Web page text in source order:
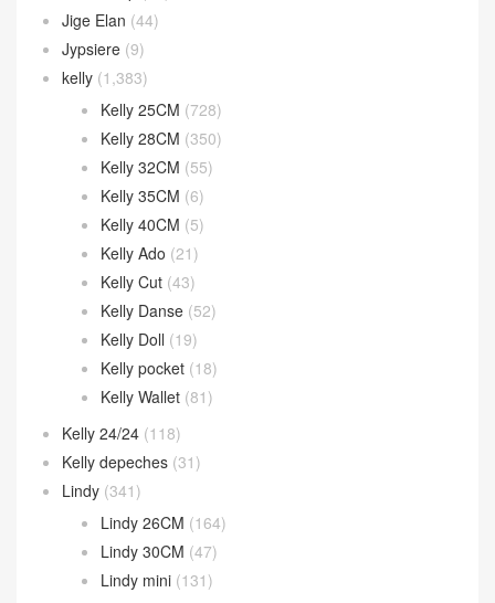
Jige Elan (44)
Jypsiere (9)
kelly (1,383)
Kelly 25CM (728)
Kelly 28CM (350)
Kelly 32CM (55)
Kelly 35CM (6)
Kelly 40CM (5)
Kelly Ado (21)
Kelly Cut (43)
Kelly Danse (52)
Kelly Doll (19)
Kelly pocket (18)
Kelly Wallet (81)
Kelly 24/24 (118)
Kelly depeches (31)
Lindy (341)
Lindy 26CM (164)
Lindy 30CM (47)
Lindy mini (131)